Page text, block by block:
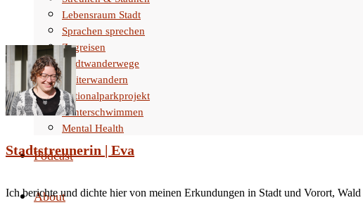
Lebensraum Stadt
Sprachen sprechen
Zugreisen
Stadtwanderwege
Weiterwandern
Nationalparkprojekt
Winterschwimmen
Mental Health
Podcast
About
Stadtstreunerin | Eva
Ich berichte und dichte hier von meinen Erkundungen in Stadt und Vorort,